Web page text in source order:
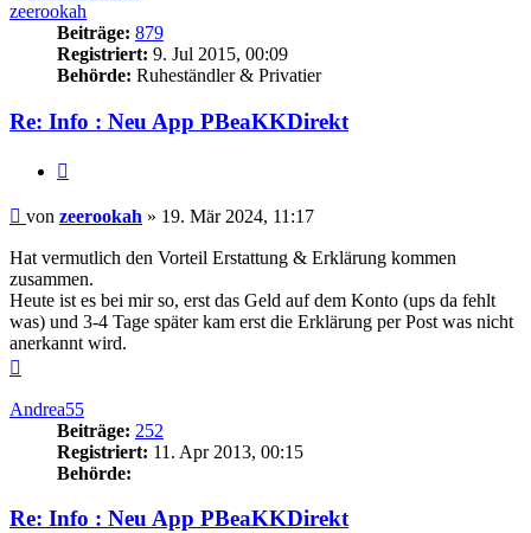
zeerookah
Beiträge: 879
Registriert: 9. Jul 2015, 00:09
Behörde: Ruheständler & Privatier
Re: Info : Neu App PBeaKKDirekt
Beitrag
von zeerookah » 19. Mär 2024, 11:17
Hat vermutlich den Vorteil Erstattung & Erklärung kommen
zusammen.
Heute ist es bei mir so, erst das Geld auf dem Konto (ups da fehlt
was) und 3-4 Tage später kam erst die Erklärung per Post was nicht
anerkannt wird.
Andrea55
Beiträge: 252
Registriert: 11. Apr 2013, 00:15
Behörde:
Re: Info : Neu App PBeaKKDirekt